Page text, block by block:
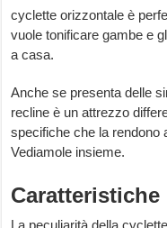
cyclette orizzontale è
vuole tonificare gambe e
a casa.
Anche se presenta delle
recline è un attrezzo
specifiche che la rendono
Vediamole insieme.
Caratteristiche